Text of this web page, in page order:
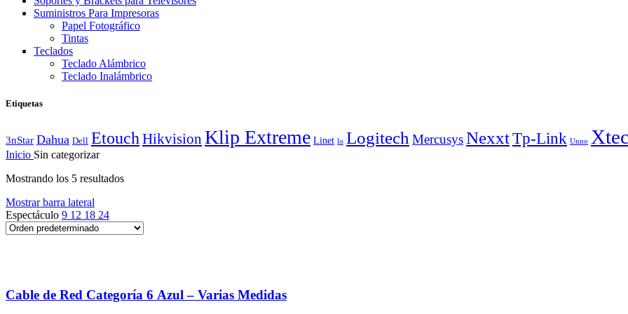
Suministros Para Impresoras
Papel Fotográfico
Tintas
Teclados
Teclado Alámbrico
Teclado Inalámbrico
Etiquetas
3nStar Dahua Dell Etouch Hikvision Klip Extreme Linet lo Logitech MercusysNexxtTp-Link Unno
Inicio Sin categorizar
Mostrando los 5 resultados
Mostrar barra lateral
Espectáculo 9 12 18 24
Cable de Red Categoría 6 Azul – Varias Medidas